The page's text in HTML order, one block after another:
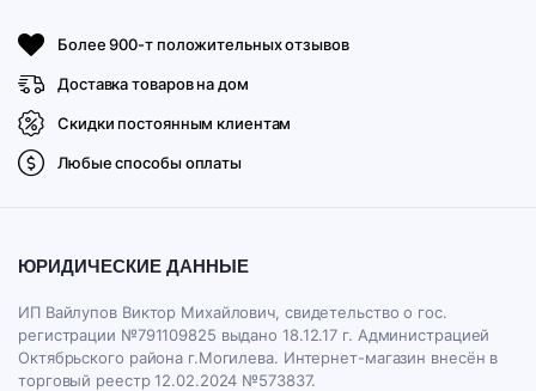
Более 900-т положительных отзывов
Доставка товаров на дом
Скидки постоянным клиентам
Любые способы оплаты
ЮРИДИЧЕСКИЕ ДАННЫЕ
ИП Вайлупов Виктор Михайлович, свидетельство о гос.
регистрации №791109825 выдано 18.12.17 г. Администрацией
Октябрьского района г.Могилева. Интернет-магазин внесён в
торговый реестр 12.02.2024 №573837.